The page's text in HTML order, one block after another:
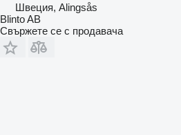
Швеция, Alingsås
Blinto AB
Свържете се с продавача